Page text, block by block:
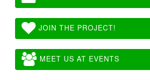
JOIN THE PROJECT!
MEET US AT EVENTS